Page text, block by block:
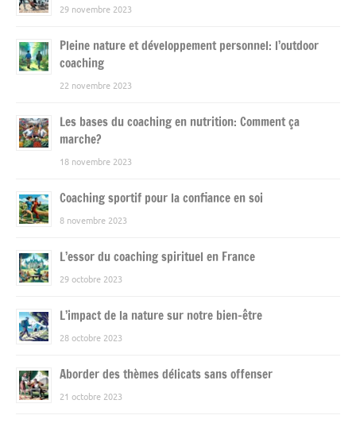
29 novembre 2023
Pleine nature et développement personnel: l’outdoor
coaching
22 novembre 2023
Les bases du coaching en nutrition: Comment ça
marche?
18 novembre 2023
Coaching sportif pour la confiance en soi
8 novembre 2023
L’essor du coaching spirituel en France
29 octobre 2023
L’impact de la nature sur notre bien-être
28 octobre 2023
Aborder des thèmes délicats sans offenser
21 octobre 2023